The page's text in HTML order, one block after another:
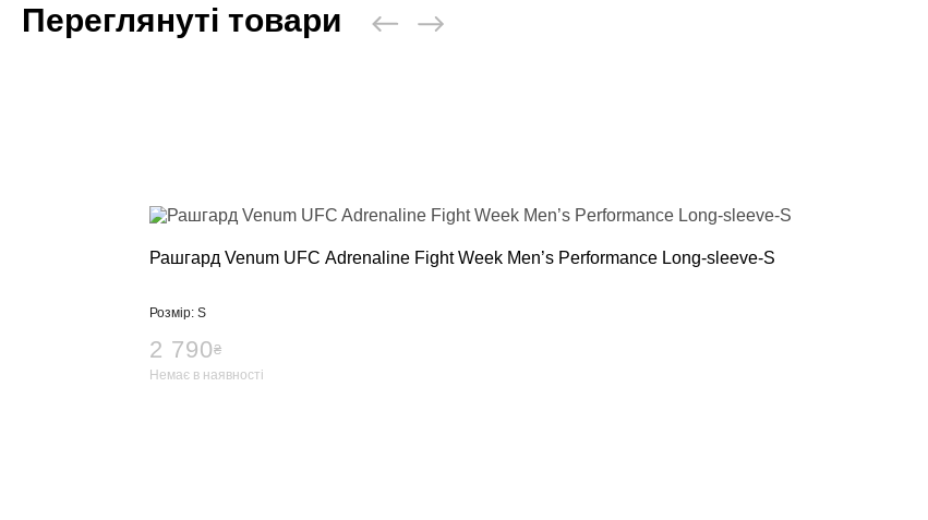
Переглянуті товари
Рашгард Venum UFC Adrenaline Fight Week Men’s Performance Long-sleeve-S
Розмір: S
2 790₴
Немає в наявності